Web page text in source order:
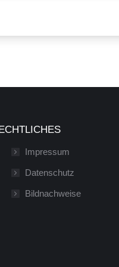
Impressum
Datenschutz
Bildnachweise